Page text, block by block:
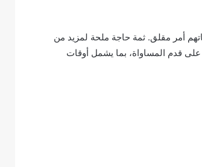
أمر مقلق. ثمة حاجة ملحة لمزيد من
قدم المساواة، بما يشمل أوقات